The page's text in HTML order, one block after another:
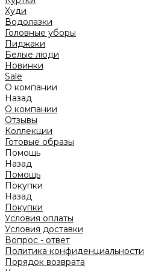
Худи
Водолазки
Головные уборы
Пиджаки
Белые люди
Новинки
Sale
О компании
Назад
О компании
Отзывы
Коллекции
Готовые образы
Помощь
Назад
Помощь
Покупки
Назад
Покупки
Условия оплаты
Условия доставки
Вопрос - ответ
Политика конфиденциальности
Порядок возврата